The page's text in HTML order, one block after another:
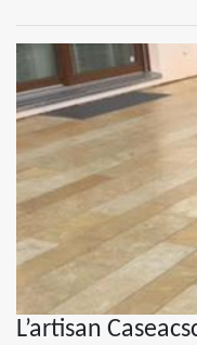
L’artisan